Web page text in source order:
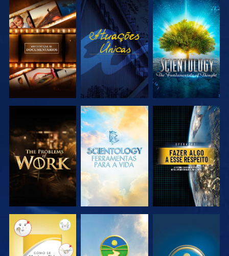
EXPLORAR A
SÉRIE
VER
EXPLORAR A
SÉRIE
EXPLORAR A
SÉRIE
EXPLORAR A
SÉRIE
VER
VER VER VER